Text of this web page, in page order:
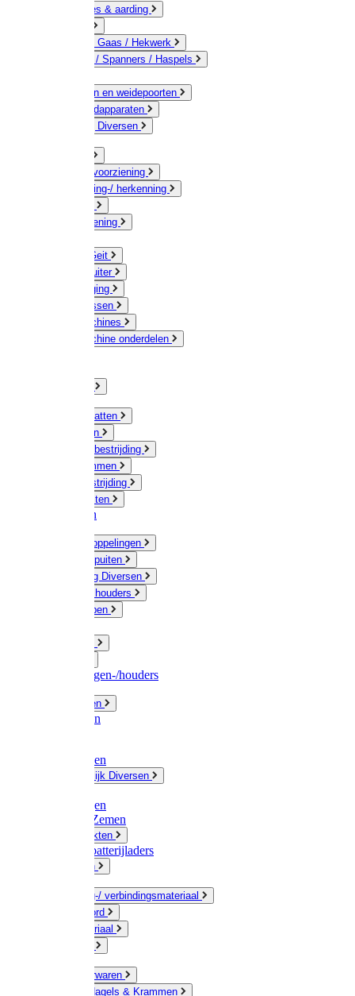
Accessoires & aarding
Geleiders / Gaas / Hekwerk
Verbinders / Spanners / Haspels
Doorgangen en weidepoorten
Schrikdraadapparaten
Afrastering Diversen
Drinkwatervoorziening
Veemarkering-/ herkenning
Voervoorziening
Schaap / Geit
Paard & Ruiter
Veeverzorging
Scheermessen
Scheermachines
Scheermachine onderdelen
Muizen / Ratten
Drukspuiten
Ongediertebestrijding
Mollenklemmen
Onkruidbestrijding
Vliegenkasten
Meststoffen
Messing koppelingen
Gieters / Spuiten
Besproeiing Diversen
Slangen & houders
Waterpompen
Slangenwagen-/houders
Olie / Vetten
Chemicalien
Plasticzakken
Huishoudelijk Diversen
Zaksluitingen
Sponzen / Zemen
Zeepprodukten
Batterij & batterijladers
Zaklampen
Verpakking-/ verbindingsmateriaal
Touw / Koord
Afdekmateriaal
Kleine ijzerwaren
Spijkers, Nagels & Krammen